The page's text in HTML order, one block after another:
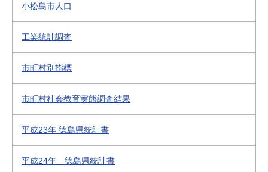
小松島市人口
工業統計調査
市町村別指標
市町村社会教育実態調査結果
平成23年 徳島県統計書
平成24年 徳島県統計書